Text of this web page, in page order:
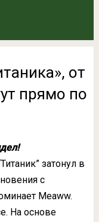
от
прямо по
затонул в
с
Meaww.
На основе